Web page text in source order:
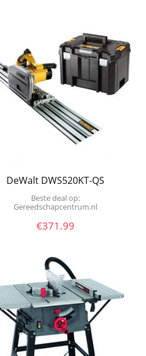
DeWalt DWS520KT-QS
Beste deal op:
Gereedschapcentrum.nl
€371.99